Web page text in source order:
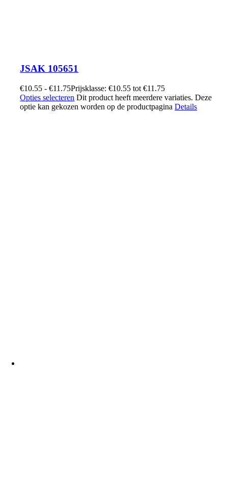
JSAK 105651
€10.55 - €11.75Prijsklasse: €10.55 tot €11.75
Opties selecteren Dit product heeft meerdere variaties. Deze
optie kan gekozen worden op de productpaginaDetails